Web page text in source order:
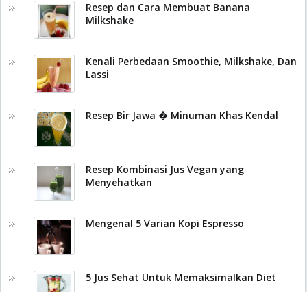
Resep dan Cara Membuat Banana
Milkshake
Kenali Perbedaan Smoothie, Milkshake, Dan
Lassi
Resep Bir Jawa � Minuman Khas Kendal
Resep Kombinasi Jus Vegan yang
Menyehatkan
Mengenal 5 Varian Kopi Espresso
5 Jus Sehat Untuk Memaksimalkan Diet